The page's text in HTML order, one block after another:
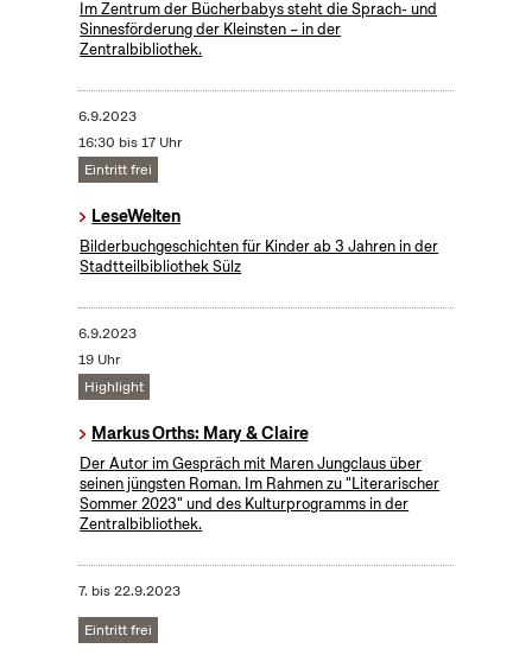
Im Zentrum der Bücherbabys steht die Sprach- und
Sinnesförderung der Kleinsten – in der
Zentralbibliothek.
6.9.2023
16:30 bis 17 Uhr
Eintritt frei
LeseWelten
Bilderbuchgeschichten für Kinder ab 3 Jahren in der
Stadtteilbibliothek Sülz
6.9.2023
19 Uhr
Highlight
Markus Orths: Mary & Claire
Der Autor im Gespräch mit Maren Jungclaus über
seinen jüngsten Roman. Im Rahmen zu "Literarischer
Sommer 2023" und des Kulturprogramms in der
Zentralbibliothek.
7. bis22.9.2023
Eintritt frei